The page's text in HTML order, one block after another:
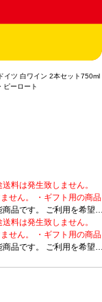
よい飲みやすい一本。
ラー・トゥルガウ 13%、
イツ 白ワイン 2本セット750ml
ピーロート
料は発生致しません。
せん。 ・ギフト用の商品
商品です。 ご利用を希望
結び・上部表書き内容・
の場合は、結びをご指定
場合、作成作業のため最
料は発生致しません。
せん。 ・ギフト用の商品
商品です。 ご利用を希望
場合、作成作業のため最
り配送指定日をご選択